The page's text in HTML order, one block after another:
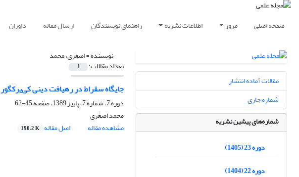
صفحه اصلی مرور اطلاعات نشریه راهنمای نویسندگان ارسال مقاله داوران
نویسنده =اصغری، محمد
تعداد مقالات: 1
جایگاه سقراط در رهیافت دینی کی‌یرکگور
دوره 7، شماره 7، پاییز 1389، صفحه
45-62
محمد اصغری
مشاهده مقاله
اصل مقاله 190.2 K
مقالات آماده انتشار
شماره جاری
شماره‌های پیشین نشریه
دوره 23 (1405)
دوره 22 (1404)